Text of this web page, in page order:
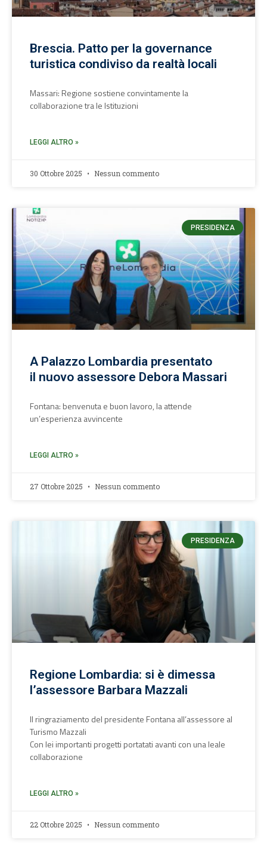
Brescia. Patto per la governance
turistica condiviso da realtà locali
Massari: Regione sostiene convintamente la
collaborazione tra le Istituzioni
LEGGI ALTRO »
30 Ottobre 2025 Nessun commento
PRESIDENZA
A Palazzo Lombardia presentato
il nuovo assessore Debora Massari
Fontana: benvenuta e buon lavoro, la attende
un’esperienza avvincente
LEGGI ALTRO »
27 Ottobre 2025 Nessun commento
PRESIDENZA
Regione Lombardia: si è dimessa
l’assessore Barbara Mazzali
Il ringraziamento del presidente Fontana all’assessore al
Turismo Mazzali
Con lei importanti progetti portatati avanti con una leale
collaborazione
LEGGI ALTRO »
22 Ottobre 2025 Nessun commento